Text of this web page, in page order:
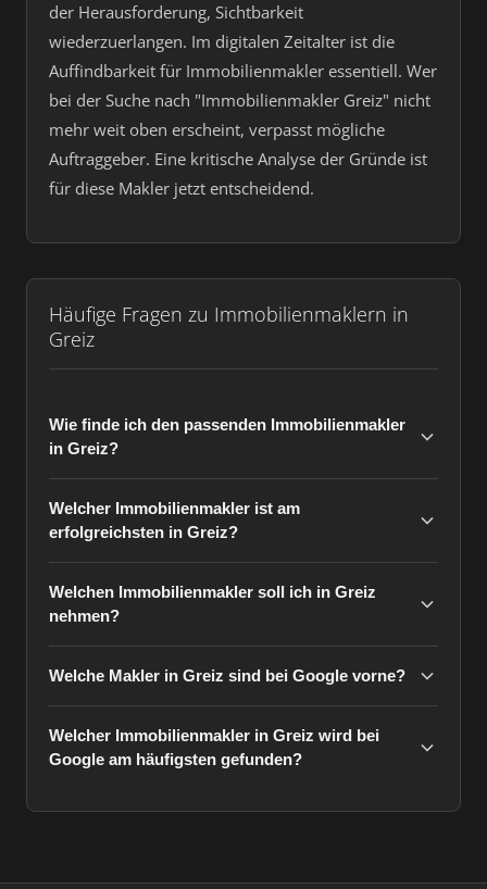
der Herausforderung, Sichtbarkeit
wiederzuerlangen. Im digitalen Zeitalter ist die
Auffindbarkeit für Immobilienmakler essentiell. Wer
bei der Suche nach "Immobilienmakler Greiz" nicht
mehr weit oben erscheint, verpasst mögliche
Auftraggeber. Eine kritische Analyse der Gründe ist
für diese Makler jetzt entscheidend.
Häufige Fragen zu Immobilienmaklern in
Greiz
Wie finde ich den passenden Immobilienmakler
in Greiz?
Welcher Immobilienmakler ist am
erfolgreichsten in Greiz?
Welchen Immobilienmakler soll ich in Greiz
nehmen?
Welche Makler in Greiz sind bei Google vorne?
Welcher Immobilienmakler in Greiz wird bei
Google am häufigsten gefunden?